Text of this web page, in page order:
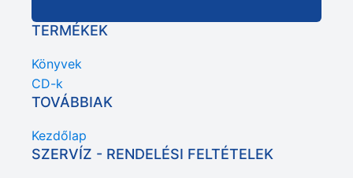
TERMÉKEK
Könyvek
CD-k
TOVÁBBIAK
Kezdőlap
SZERVÍZ - RENDELÉSI FELTÉTELEK